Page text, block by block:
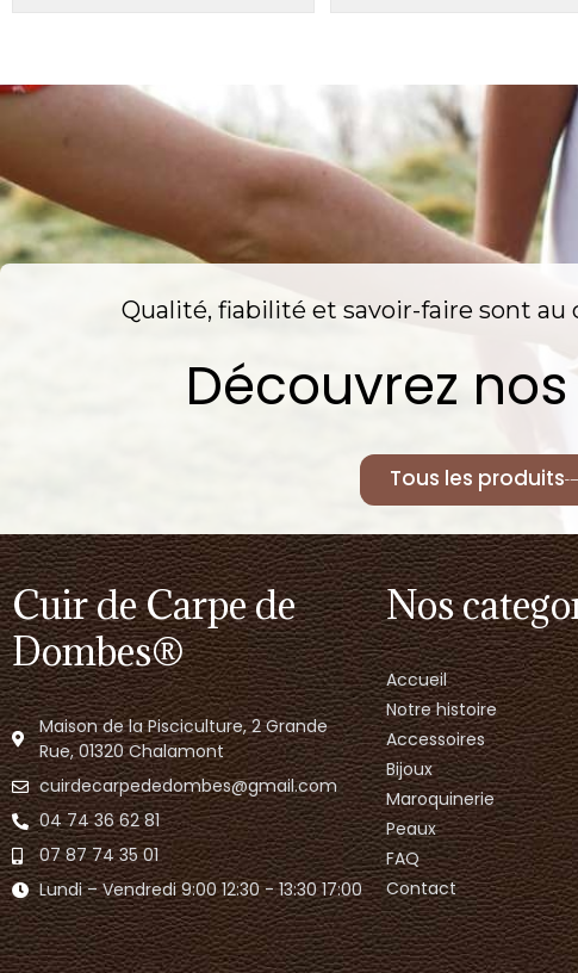
Qualité, fiabilité et savoir-faire sont
Découvrez
Tous les produits
Cuir de Carpe de
Dombes®
Maison de la Pisciculture, 2 Grande
Rue, 01320 Chalamont
cuirdecarpededombes@gmail.com
04 74 36 62 81
07 87 74 35 01
Lundi – Vendredi 9:00 12:30 - 13:30 17:00​
Nos
Accueil
Notre histoire
Accessoires
Bijoux
Maroquinerie
Peaux
FAQ
Contact